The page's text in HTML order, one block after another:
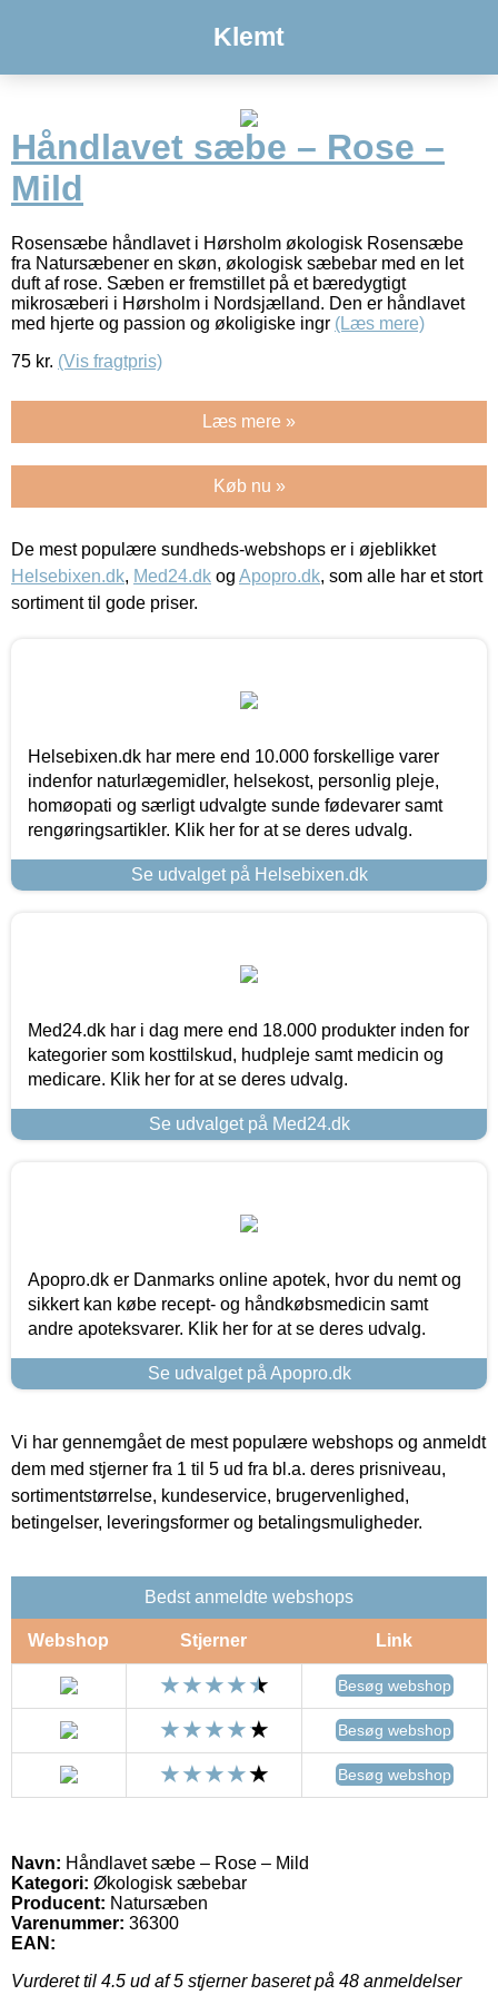
Klemt
Håndlavet sæbe – Rose –
Mild
Rosensæbe håndlavet i Hørsholm økologisk Rosensæbe
fra Natursæbener en skøn, økologisk sæbebar med en let
duft af rose. Sæben er fremstillet på et bæredygtigt
mikrosæberi i Hørsholm i Nordsjælland. Den er håndlavet
med hjerte og passion og økoligiske ingr (Læs mere)
75 kr. (Vis fragtpris)
Læs mere »
Køb nu »
De mest populære sundheds-webshops er i øjeblikket
Helsebixen.dk, Med24.dk og Apopro.dk, som alle har et stort
sortiment til gode priser.
Helsebixen.dk har mere end 10.000 forskellige varer
indenfor naturlægemidler, helsekost, personlig pleje,
homøopati og særligt udvalgte sunde fødevarer samt
rengøringsartikler. Klik her for at se deres udvalg.
Se udvalget på Helsebixen.dk
Med24.dk har i dag mere end 18.000 produkter inden for
kategorier som kosttilskud, hudpleje samt medicin og
medicare. Klik her for at se deres udvalg.
Se udvalget på Med24.dk
Apopro.dk er Danmarks online apotek, hvor du nemt og
sikkert kan købe recept- og håndkøbsmedicin samt
andre apoteksvarer. Klik her for at se deres udvalg.
Se udvalget på Apopro.dk
Vi har gennemgået de mest populære webshops og anmeldt
dem med stjerner fra 1 til 5 ud fra bl.a. deres prisniveau,
sortimentstørrelse, kundeservice, brugervenlighed,
betingelser, leveringsformer og betalingsmuligheder.
Bedst anmeldte webshops
Webshop Stjerner Link
Besøg webshop
Besøg webshop
Besøg webshop
Navn: Håndlavet sæbe – Rose – Mild
Kategori: Økologisk sæbebar
Producent: Natursæben
Varenummer: 36300
EAN:
Vurderet til 4.5 ud af 5 stjerner baseret på 48 anmeldelser